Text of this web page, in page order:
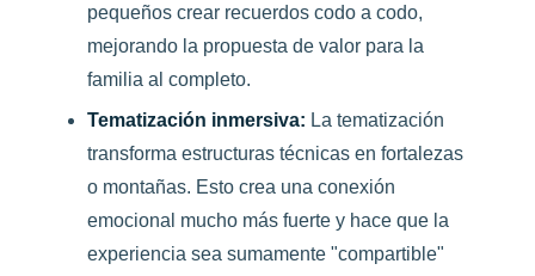
pequeños crear recuerdos codo a codo,
mejorando la propuesta de valor para la
familia al completo.
Tematización inmersiva: La tematización
transforma estructuras técnicas en fortalezas
o montañas. Esto crea una conexión
emocional mucho más fuerte y hace que la
experiencia sea sumamente "compartible"